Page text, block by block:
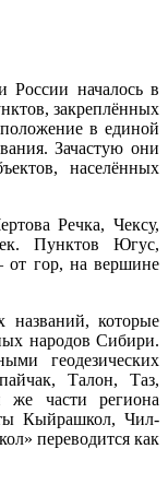
России началось в
закреплённых
в единой
Зачастую они
населённых
Речка, Чексу,
Пунктов Югус,
от гор, на вершине
названий, которые
народов Сибири.
геодезических
Талон, Таз,
части региона
Кыйрашкол, Чил-
переводится как